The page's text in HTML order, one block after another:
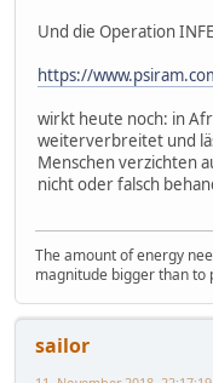
Und die Operation
https://
wirkt heute noch: in
weiterverbreitet und
Menschen verzichten
nicht oder falsch
The amount of energy
magnitude bigger than to
sailor